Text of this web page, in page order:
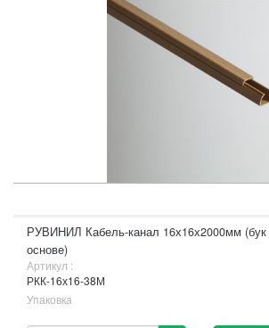
РУВИНИЛ Кабель-канал 16х16х2000мм (бук
основе)
Артикул :
РКК-16х16-38М
Упаковка